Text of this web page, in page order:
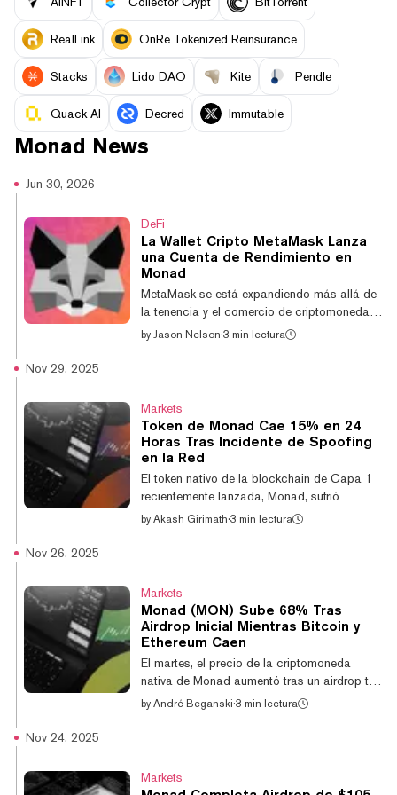
RealLink OnRe Tokenized Reinsurance
Stacks Lido DAO Kite Pendle
Quack AI Decred Immutable
Monad News
Jun 30, 2026
DeFi
La Wallet Cripto MetaMask Lanza
una Cuenta de Rendimiento en
Monad
MetaMask se está expandiendo más allá de
la tenencia y el comercio de criptomonedas
con el lanzamiento de Money Account, una
producto anunciado el martes, llega en un
momento en que las wallets y los exchanges
compiten cada vez más por convertirse en la
interfaz financiera principal de los usuarios,
añadiendo herramientas de préstamos,
pagos y ahorro a medida que las
by Jason Nelson·3 min lectura
Nov 29, 2025
Markets
Token de Monad Cae 15% en 24
Horas Tras Incidente de Spoofing
en la Red
El token nativo de la blockchain de Capa 1
recientemente lanzada, Monad, sufrió
pérdidas adicionales el jueves en medio de
últimas 24 horas a $0,03 después de caer
desde $0,04 al final de la sesión de
negociación en Estados Unidos. Se
mantiene un 47% más alta desde su debut el
25 de noviembre, gracias principalmente a
su sólido aumento desde un precio de
by Akash Girimath·3 min lectura
Nov 26, 2025
Markets
Monad (MON) Sube 68% Tras
Airdrop Inicial Mientras Bitcoin y
Ethereum Caen
El martes, el precio de la criptomoneda
nativa de Monad aumentó tras un airdrop tan
esperado que inicialmente decepcionó a
se cotizó recientemente a $0,042, un 19%
más que el día anterior, según el proveedor
by André Beganski·3 min lectura
Nov 24, 2025
Markets